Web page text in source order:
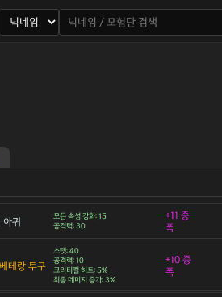
아귀
모든 속성 강화: 15
공격력: 30
+11 증
폭
테랑 투구
스탯: 40
공격력: 10
크리티컬 히트: 5%
최종 데미지 증가: 3%
+10 증
폭